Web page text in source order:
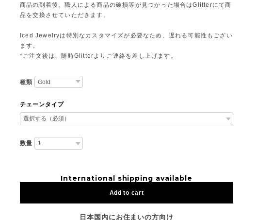
商品の到着後、職人による商品の破損等が見つかった場合はGlitterにて商
品を交換させていただきます。
Iced Jewelryは特別なカスタマイズが必要なため、遅れる可能性もござい
ます。
*ご注文後は、随時Glitterよりご連絡を差し上げます。
種類
チェーンタイプ
数量
International shipping available
Add to cart
日本国内にお住まいの方向け